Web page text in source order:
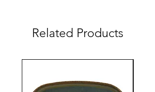
Related Products